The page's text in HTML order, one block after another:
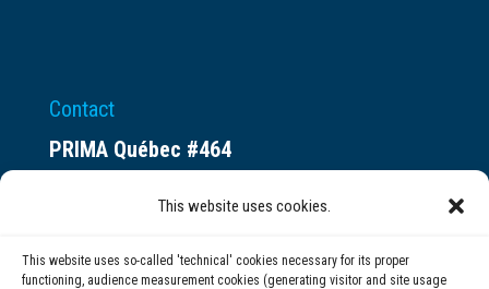
This website uses cookies.
This website uses so-called 'technical' cookies necessary for its proper
functioning, audience measurement cookies (generating visitor and site usage
Contact
PRIMA Québec #464
Montréal (QC) H3C 0B4